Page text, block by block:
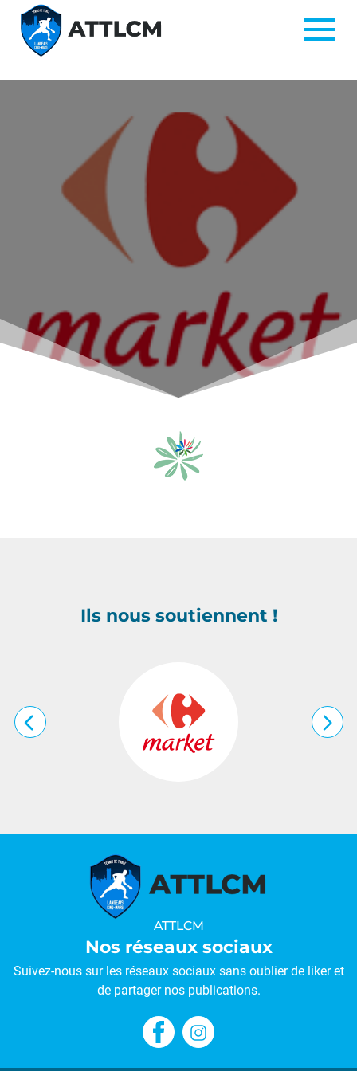
Ils nous soutiennent !
ATTLCM
Nos réseaux sociaux
Suivez-nous sur les réseaux sociaux sans oublier de liker et
de partager nos publications.